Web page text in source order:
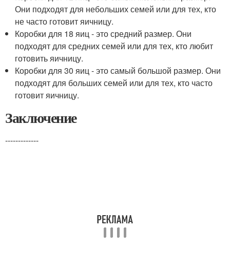
Они подходят для небольших семей или для тех, кто
не часто готовит яичницу.
Коробки для 18 яиц - это средний размер. Они
подходят для средних семей или для тех, кто любит
готовить яичницу.
Коробки для 30 яиц - это самый большой размер. Они
подходят для больших семей или для тех, кто часто
готовит яичницу.
Заключение
-------------